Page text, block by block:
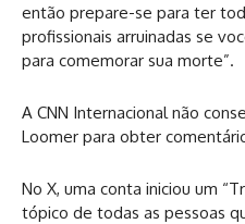
então prepare-se para ter
profissionais arruinadas se
para comemorar sua morte”.
A CNN Internacional não
Loomer para obter
No X, uma conta iniciou um
tópico de todas as pessoas